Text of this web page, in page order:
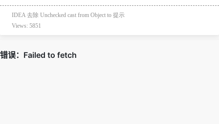
IDEA 去除 Unchecked cast from Object to 提示
Views: 5851